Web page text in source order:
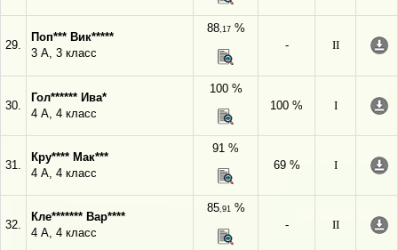
29.
Поп*** Вик*****
3 А, 3 класс
88,17%
-
II
30.
Гол****** Ива*
4 А, 4 класс
100 %
100 %
I
31.
Кру**** Мак***
4 А, 4 класс
91 %
69 %
I
32.
Кле******* Вар****
4 А, 4 класс
85,91%
-
II